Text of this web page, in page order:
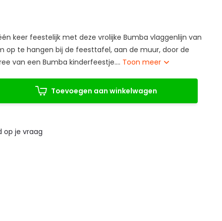
keer feestelijk met deze vrolijke Bumba vlaggenlijn van
op te hangen bij de feesttafel, aan de muur, door de
van een Bumba kinderfeestje.... Toon meer
Toevoegen aan winkelwagen
op je vraag